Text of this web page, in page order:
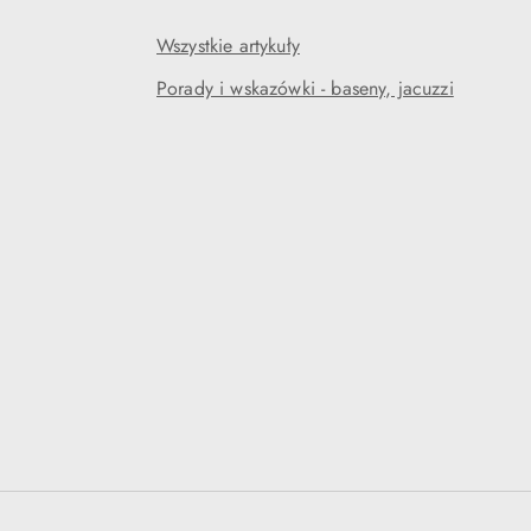
Wszystkie artykuły
Porady i wskazówki - baseny, jacuzzi